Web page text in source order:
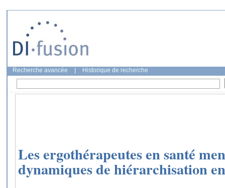
Recherche avancée Historique de recherche
Les ergothérapeutes en santé
dynamiques de hiérarchisation